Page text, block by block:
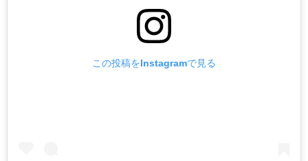
この投稿をInstagramで見る